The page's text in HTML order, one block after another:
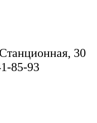
30
85-93